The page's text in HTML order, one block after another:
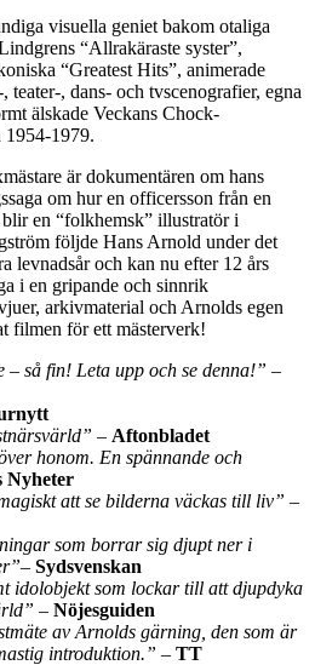
visuella geniet bakom otaliga
“Allrakäraste syster”,
“Greatest Hits”, animerade
, dans- och tvscenografier, egna
älskade Veckans Chock-
1979.
är dokumentären om hans
om hur en officersson från en
en “folkhemsk” illustratör i
följde Hans Arnold under det
levnadsår och kan nu efter 12 års
i en gripande och sinnrik
arkivmaterial och Arnolds egen
filmen för ett mästerverk!
– så fin! Leta upp och se denna!” –
– Aftonbladet
honom. En spännande och
Nyheter
att se bilderna väckas till liv” –
som borrar sig djupt ner i
– Sydsvenskan
idolobjekt som lockar till att djupdyka
– Nöjesguiden
av Arnolds gärning, den som är
introduktion.” – TT